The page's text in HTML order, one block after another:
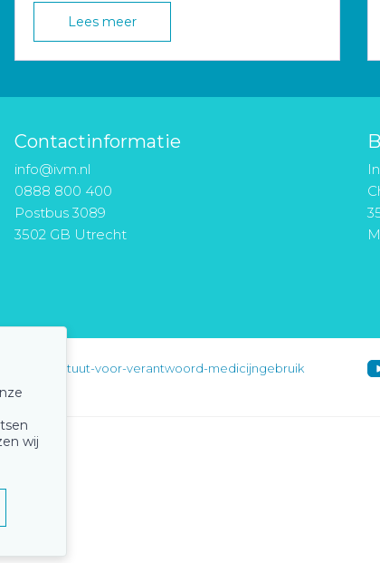
Lees meer
Contactinformatie
info@ivm.nl
0888 800 400
Postbus 3089
3502 GB Utrecht
instituut-voor-verantwoord-medicijngebruik
wij